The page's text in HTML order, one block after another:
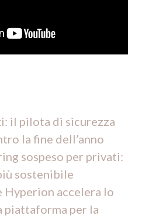
il pilota di sicurezza
la fine dell’anno
sospeso per privati:
sostenibile
Hyperion accelera lo
piattaforma per la